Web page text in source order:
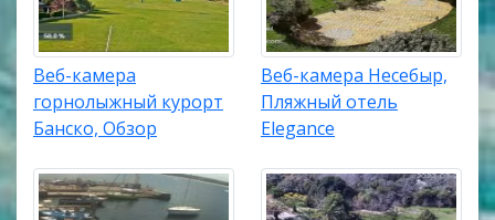
Веб-камера
горнолыжный курорт
Банско, Обзор
Веб-камера Несебыр,
Пляжный отель
Elegance